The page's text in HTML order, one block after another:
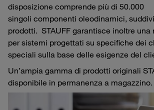
disposizione comprende più di 50.000
singoli componenti oleodinamici,
prodotti. STAUFF garantisce inoltre una
per sistemi progettati su specifiche dei
speciali sulla base delle esigenze del
Un’ampia gamma di prodotti originali
disponibile in permanenza a magazzino.